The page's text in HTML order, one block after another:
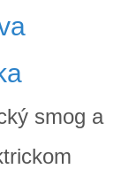
smog a